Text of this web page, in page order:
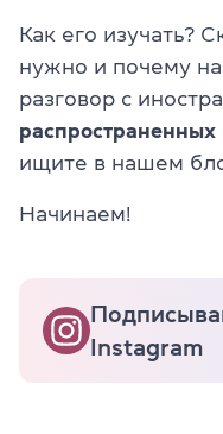
Как его изучать?
нужно и почему
разговор с
распространенных
ищите в нашем
Начинаем!
Instagram